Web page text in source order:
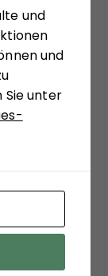
Tipp
Konzepts
viel
sozialer
und
und
Sie unter